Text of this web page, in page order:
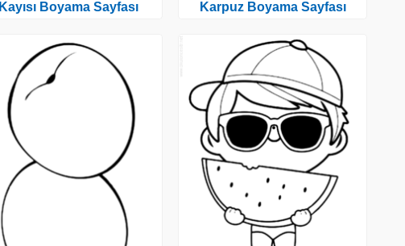
Kayısı Boyama Sayfası Karpuz Boyama Sayfası